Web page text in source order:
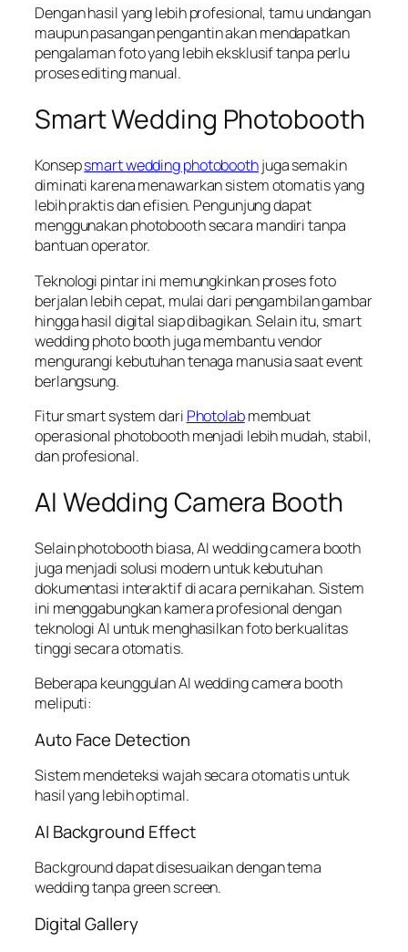
Dengan hasil yang lebih profesional, tamu undangan
maupun pasangan pengantin akan mendapatkan
pengalaman foto yang lebih eksklusif tanpa perlu
proses editing manual.
Smart Wedding Photobooth
Konsepsmart wedding photoboothjuga semakin
diminati karena menawarkan sistem otomatis yang
lebih praktis dan efisien. Pengunjung dapat
menggunakan photobooth secara mandiri tanpa
bantuan operator.
Teknologi pintar ini memungkinkan proses foto
berjalan lebih cepat, mulai dari pengambilan gambar
hingga hasil digital siap dibagikan. Selain itu, smart
wedding photo booth juga membantu vendor
mengurangi kebutuhan tenaga manusia saat event
berlangsung.
Fitur smart system dari Photolabmembuat
operasional photobooth menjadi lebih mudah, stabil,
dan profesional.
AI Wedding Camera Booth
Selain photobooth biasa, AI wedding camera booth
juga menjadi solusi modern untuk kebutuhan
dokumentasi interaktif di acara pernikahan. Sistem
ini menggabungkan kamera profesional dengan
teknologi AI untuk menghasilkan foto berkualitas
tinggi secara otomatis.
Beberapa keunggulan AI wedding camera booth
meliputi:
Auto Face Detection
Sistem mendeteksi wajah secara otomatis untuk
hasil yang lebih optimal.
AI Background Effect
Background dapat disesuaikan dengan tema
wedding tanpa green screen.
Digital Gallery